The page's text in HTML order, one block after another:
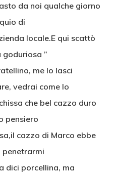
da noi qualche giorno
di
locale.E qui scattò
”
me lo lasci
vedrai come lo
che bel cazzo duro
pensiero
cazzo di Marco ebbe
penetrarmi
dici porcellina, ma